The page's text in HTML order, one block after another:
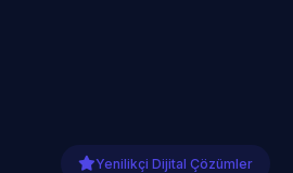
Yenilikçi Dijital Çözümler